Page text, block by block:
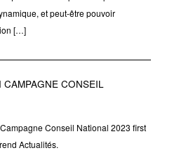
et peut-être pouvoir
[…]
CAMPAGNE CONSEIL
Conseil National 2023 first
Actualités.